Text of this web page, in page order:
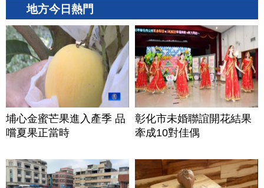
地方今日熱門
埔心金蜜芒果進入產季 品
嚐夏果正當時
彰化市未婚聯誼開花結果
牽成10對佳偶